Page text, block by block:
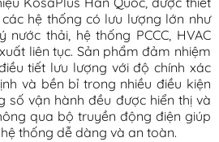
hệ thống có lưu lượng lớn như
thải, hệ thống PCCC, HVAC
liên tục. Sản phẩm đảm nhiệm
tiết lưu lượng với độ chính xác
và bền bỉ trong nhiều điều kiện
số vận hành đều được hiển thị và
qua bộ truyền động điện giúp
thống dễ dàng và an toàn.